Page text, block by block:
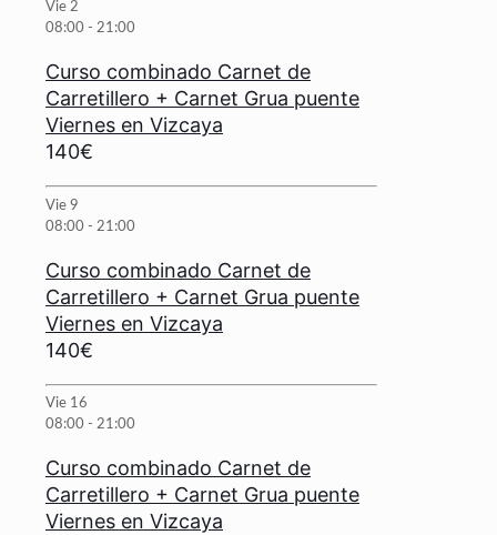
Vie 2
08:00 - 21:00
Curso combinado Carnet de
Carretillero + Carnet Grua puente
Viernes en Vizcaya
140€
Vie 9
08:00 - 21:00
Curso combinado Carnet de
Carretillero + Carnet Grua puente
Viernes en Vizcaya
140€
Vie 16
08:00 - 21:00
Curso combinado Carnet de
Carretillero + Carnet Grua puente
Viernes en Vizcaya